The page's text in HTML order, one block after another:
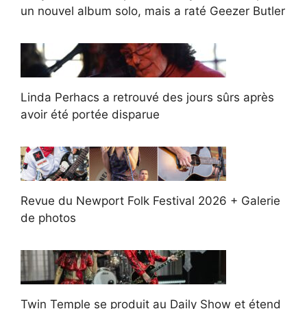
un nouvel album solo, mais a raté Geezer Butler
Linda Perhacs a retrouvé des jours sûrs après
avoir été portée disparue
Revue du Newport Folk Festival 2026 + Galerie
de photos
Twin Temple se produit au Daily Show et étend